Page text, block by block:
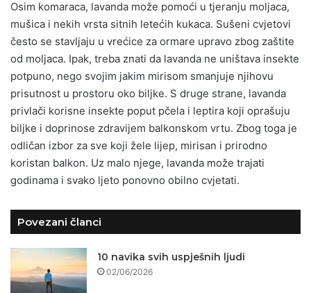
Osim komaraca, lavanda može pomoći u tjeranju moljaca,
mušica i nekih vrsta sitnih letećih kukaca. Sušeni cvjetovi
često se stavljaju u vrećice za ormare upravo zbog zaštite
od moljaca. Ipak, treba znati da lavanda ne uništava insekte
potpuno, nego svojim jakim mirisom smanjuje njihovu
prisutnost u prostoru oko biljke. S druge strane, lavanda
privlači korisne insekte poput pčela i leptira koji oprašuju
biljke i doprinose zdravijem balkonskom vrtu. Zbog toga je
odličan izbor za sve koji žele lijep, mirisan i prirodno
koristan balkon. Uz malo njege, lavanda može trajati
godinama i svako ljeto ponovno obilno cvjetati.
Povezani članci
10 navika svih uspješnih ljudi
02/06/2026